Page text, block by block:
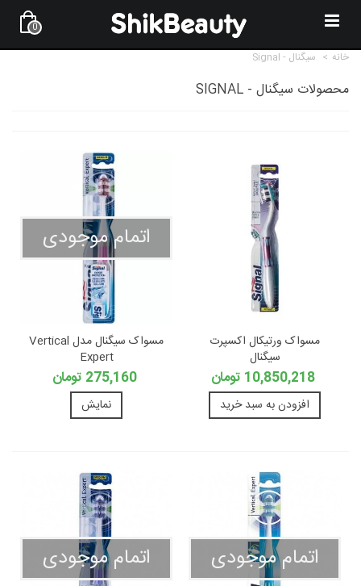
0
خانه > سیگنال - Signal
محصولات سیگنال - SIGNAL
مسواک ورتیکال اکسپرت
سیگنال
10,850,218 تومان
افزودن به سبد خرید
اتمام موجودی
مسواک سیگنال مدل Vertical
Expert
275,160 تومان
نمایش
اتمام موجودی اتمام موجودی